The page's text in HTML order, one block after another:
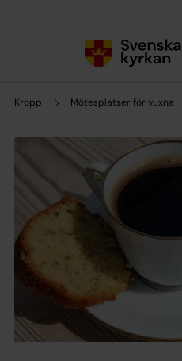
Kropp Mötesplatser för vuxna